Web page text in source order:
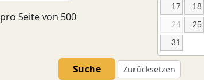
pro Seite von 500
17
18
24
25
31
Suche Zurücksetzen